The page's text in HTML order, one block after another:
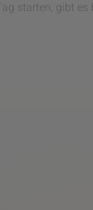
starten, gibt